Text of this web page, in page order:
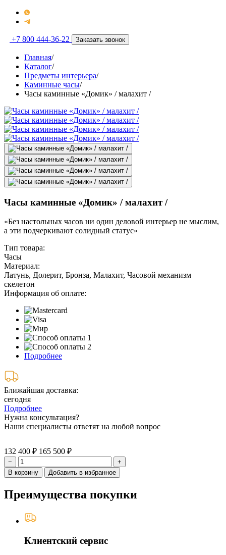
+7 800 444-36-22 Заказать звонок
Главная/
Каталог/
Предметы интерьера/
Каминные часы/
Часы каминные «Домик» / малахит /
Часы каминные «Домик» / малахит /
«Без настольных часов ни один деловой интерьер не мыслим,
а эти подчеркивают солидный статус»
Тип товара:
Часы
Материал:
Латунь, Долерит, Бронза, Малахит, Часовой механизм
скелетон
Информация об оплате:
Подробнее
Ближайшая доставка:
сегодня
Подробнее
Нужна консультация?
Наши специалисты ответят на любой вопрос
132 400 ₽ 165 500 ₽
−
+
В корзину
Добавить в избранное
Преимущества покупки
Клиентский сервис